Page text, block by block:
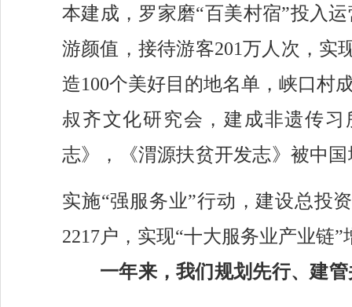
本建成，罗家磨“百美村宿”投入
游颜值， 接待游客201万人次，实
造100个美好目的地名单，峡口村
叔齐文化研究会，建成非遗传
志》，《渭源扶贫开发志》被中
实施“强服务业”行动，建设总投
2217户，实现“十大服务业产业链”
一年来，我们规划 先行、建